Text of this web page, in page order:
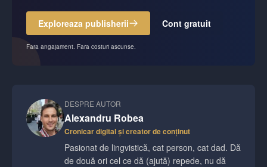
Exploreaza publisherii Cont gratuit
Fara angajament. Fara costuri ascunse.
DESPRE AUTOR
Alexandru Robea
Cronicar digital și creator de conținut
Pasionat de lingvistică, cat person, cat dad. Dă
de două ori cel ce dă (ajută) repede, nu dă